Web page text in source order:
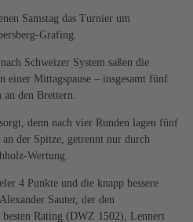
Samstag das Turnier um
Grafing.
Schweizer System saßen die
einer Mittagspause – insgesamt fünf
den Brettern.
denn nach vier Runden lagen fünf
der Spitze, getrennt nur durch
Wertung.
4 Punkte und die knapp bessere
Sauter, der den
Rating (DWZ 1502), Lennert